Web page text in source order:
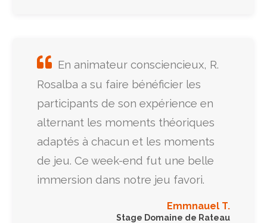
En animateur consciencieux, R.
Rosalba a su faire bénéficier les
participants de son expérience en
alternant les moments théoriques
adaptés à chacun et les moments
de jeu. Ce week-end fut une belle
immersion dans notre jeu favori.
Emmnauel T.
Stage Domaine de Rateau